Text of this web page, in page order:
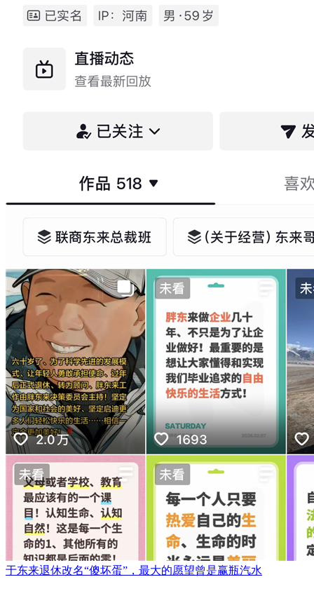
于东来退休改名“傻坏蛋”，最大的愿望曾是赢瓶汽水